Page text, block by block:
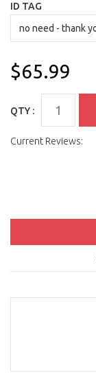
ID TAG
$65.99
QTY :
Current Reviews: